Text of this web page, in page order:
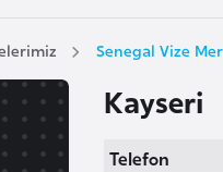
Senegal Vize
Kayseri
Telefon